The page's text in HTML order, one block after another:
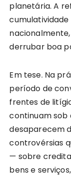
planetária. A
derrubar boa
Em tese. Na
período de
frentes de
continuam sob
desaparecem
controvérsias
— sobre
bens e